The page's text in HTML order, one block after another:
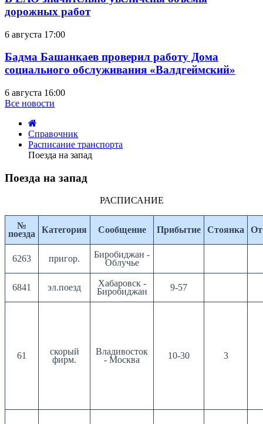
дорожных работ
6 августа 17:00
Бадма Башанкаев проверил работу Дома
социального обслуживания «Валдгеймский»
6 августа 16:00
Все новости
Справочник
Расписание транспорта
Поезда на запад
Поезда на запад
мая
2010
10:49
РАСПИСАНИЕ
№
поезда
Категория Сообщение Прибытие Стоянка
6263 пригор.
Биробиджан -
Облучье
6841 эл.поезд
Хабаровск -
Биробиджан
9-57
61
скорый
фирм.
Владивосток
- Москва
10-30 3